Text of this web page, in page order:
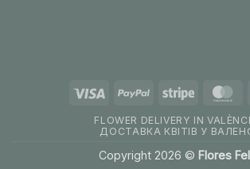
Visa PayPal Stripe
FLOWER DELIVERY IN
ДОСТАВКА КВІТІВ У
Copyright 2026 © Flores